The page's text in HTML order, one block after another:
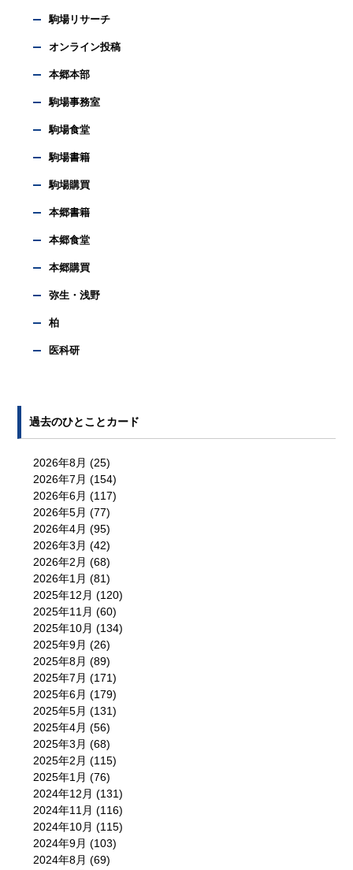
駒場リサーチ
オンライン投稿
本郷本部
駒場事務室
駒場食堂
駒場書籍
駒場購買
本郷書籍
本郷食堂
本郷購買
弥生・浅野
柏
医科研
過去のひとことカード
2026年8月 (25)
2026年7月 (154)
2026年6月 (117)
2026年5月 (77)
2026年4月 (95)
2026年3月 (42)
2026年2月 (68)
2026年1月 (81)
2025年12月 (120)
2025年11月 (60)
2025年10月 (134)
2025年9月 (26)
2025年8月 (89)
2025年7月 (171)
2025年6月 (179)
2025年5月 (131)
2025年4月 (56)
2025年3月 (68)
2025年2月 (115)
2025年1月 (76)
2024年12月 (131)
2024年11月 (116)
2024年10月 (115)
2024年9月 (103)
2024年8月 (69)